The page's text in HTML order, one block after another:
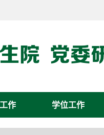
作 学位工作